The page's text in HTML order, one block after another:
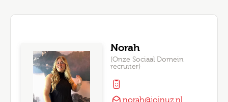
Norah
(Onze Sociaal Domein
recruiter)
norah@joinuz.nl